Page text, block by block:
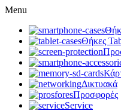
Menu
Θήκες
Δικτυακά
Προσφορές
Service